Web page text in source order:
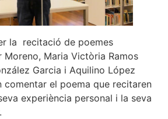
la recitació de poemes
Moreno, Maria Victòria Ramos
Garcia i Aquilino López
comentar el poema que recitaren
experiència personal i la seva